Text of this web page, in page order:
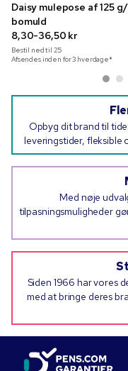
Daisy mulepose af 125 g/
bomuld
8,30-36,50 kr
Bestil ned til 25
Afsendes inden for 3 hverdage*
Opbyg dit brand til
leveringstider, fleksible
Med nøje
tilpasningsmuligheder
Siden 1966 har vores
med at bringe deres